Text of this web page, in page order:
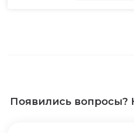
Появились вопросы?